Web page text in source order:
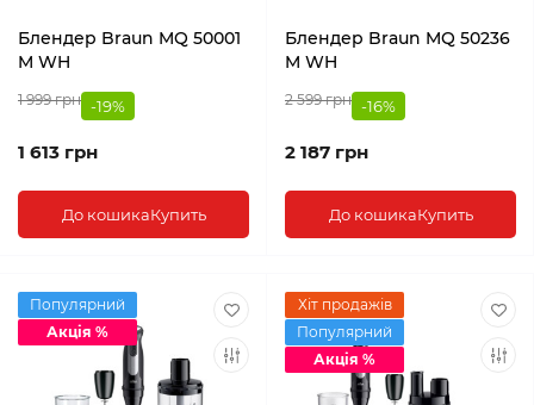
Блендер Braun MQ 50001
M WH
1 999 грн -19%
1 613 грн
До кошикаКупить
Блендер Braun MQ 50236
M WH
2 599 грн -16%
2 187 грн
До кошикаКупить
Популярний
Акція %
Хіт продажів
Популярний
Акція %